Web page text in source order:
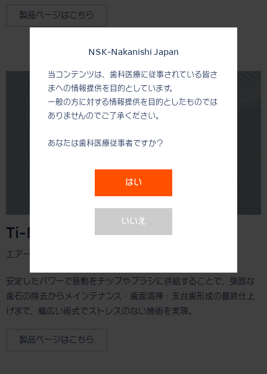
NSK-Nakanishi Japan
当コンテンツは、歯科医療に従事されている皆さ
まへの情報提供を目的としています。
一般の方に対する情報提供を目的としたものでは
ありませんのでご了承ください。
あなたは歯科医療従事者ですか？
はい
いいえ
製品ページはこちら
Ti-Max S970
エアースケーラー
安定したパワーで振動をチップやブラシに供給することで、強固な
歯石の除去からメインテナンス・歯面清掃・支台歯形成の最終仕上
げまで、幅広い術式でストレスのない施術を実現。
製品ページはこちら